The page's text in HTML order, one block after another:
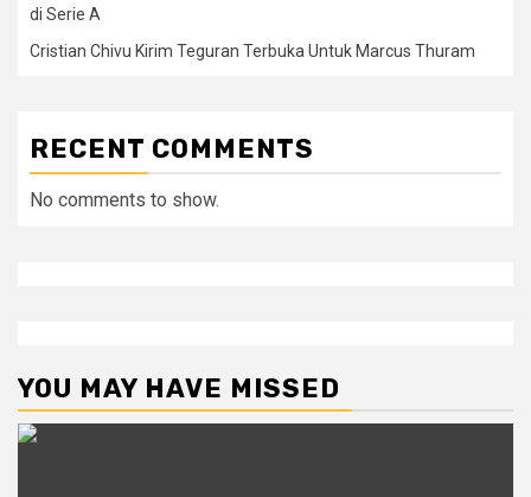
di Serie A
Cristian Chivu Kirim Teguran Terbuka Untuk Marcus Thuram
RECENT COMMENTS
No comments to show.
YOU MAY HAVE MISSED